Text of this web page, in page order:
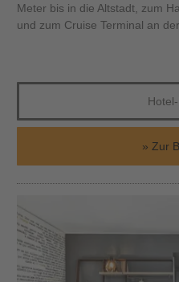
Meter bis in die Altstadt, zum
und zum Cruise Terminal an der
Zur